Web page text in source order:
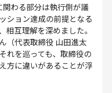
関わる部分は執行側が議
ション達成の前提となる
相互理解を深めました。
（代表取締役 山田進太
れを巡っても、取締役の
方に違いがあることが浮